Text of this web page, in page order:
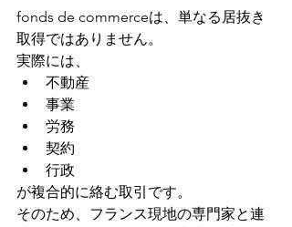
fonds de commerceは、単なる居抜き
取得ではありません。
実際には、
不動産
事業
労務
契約
行政
が複合的に絡む取引です。
そのため、フランス現地の専門家と連